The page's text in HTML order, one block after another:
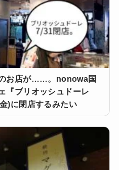
のお店が……。nonowa国
『ブリオッシュドーレ
)に閉店するみたい